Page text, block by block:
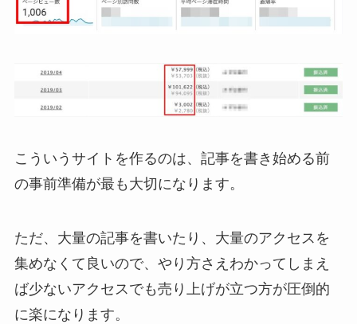
こういうサイトを作るのは、記事を書き始める前
の事前準備が最も大切になります。
ただ、大量の記事を書いたり、大量のアクセスを
集めなくて良いので、やり方さえわかってしまえ
ば少ないアクセスでも売り上げが立つ方が圧倒的
に楽になります。